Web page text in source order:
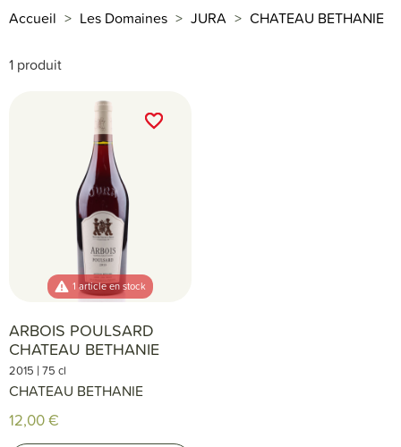
Accueil Les Domaines JURA CHATEAU BETHANIE
1 produit
1 article en stock
ARBOIS POULSARD
CHATEAU BETHANIE
2015 |75 cl
CHATEAU BETHANIE
12,00 €
favorite_border
favorite_border